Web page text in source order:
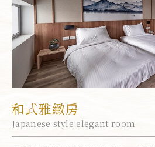
和式雅緻房
Japanese style elegant room